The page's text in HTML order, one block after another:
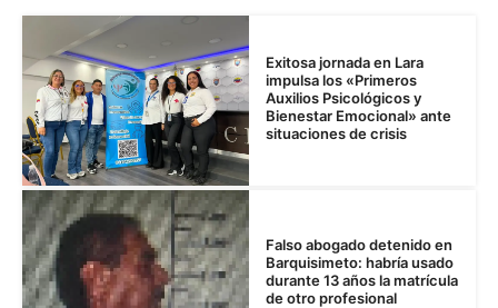
Exitosa jornada en Lara
impulsa los «Primeros
Auxilios Psicológicos y
Bienestar Emocional» ante
situaciones de crisis
Falso abogado detenido en
Barquisimeto: habría usado
durante 13 años la matrícula
de otro profesional